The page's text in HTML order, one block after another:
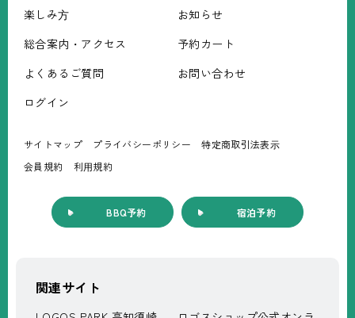
楽しみ⽅
お知らせ
総合案内・アクセス
予約カート
よくあるご質問
お問い合わせ
ログイン
サイトマップ プライバシーポリシー
特定商取引法表⽰
会員規約
利⽤規約
BBQ予約 宿泊予約
関連サイト